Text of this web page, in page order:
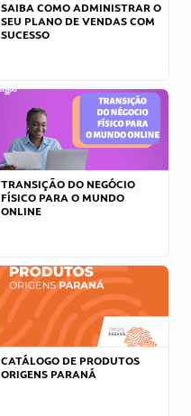
SAIBA COMO ADMINISTRAR O
SEU PLANO DE VENDAS COM
SUCESSO
TRANSIÇÃO DO NEGÓCIO
FÍSICO PARA O MUNDO
ONLINE
CATÁLOGO DE PRODUTOS
ORIGENS PARANÁ